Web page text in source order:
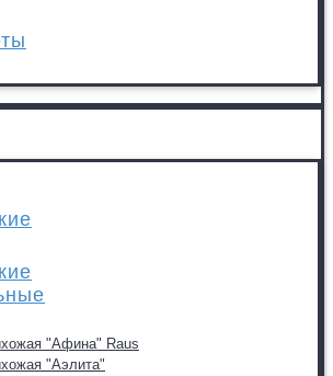
"Афина" Raus
"Аэлита"